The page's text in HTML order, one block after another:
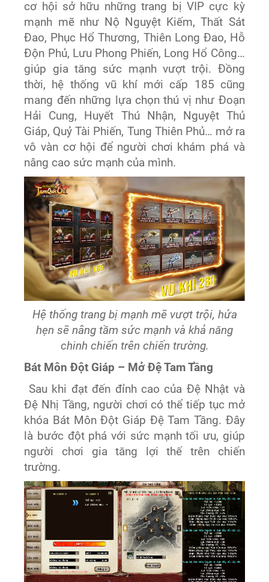
cơ hội sở hữu những trang bị VIP cực kỳ
mạnh mẽ như Nộ Nguyệt Kiếm, Thất Sát
Đao, Phục Hổ Thương, Thiên Long Đao, Hỗ
Độn Phủ, Lưu Phong Phiến, Long Hổ Công…
giúp gia tăng sức mạnh vượt trội. Đồng
thời, hệ thống vũ khí mới cấp 185 cũng
mang đến những lựa chọn thú vị như Đoạn
Hải Cung, Huyết Thú Nhận, Nguyệt Thủ
Giáp, Quỷ Tài Phiến, Tung Thiên Phủ… mở ra
vô vàn cơ hội để người chơi khám phá và
nâng cao sức mạnh của mình.
Hệ thống trang bị mạnh mẽ vượt trội, hứa
hẹn sẽ nâng tầm sức mạnh và khả năng
chinh chiến trên chiến trường.
Bát Môn Đột Giáp – Mở Đệ Tam Tầng
Sau khi đạt đến đỉnh cao của Đệ Nhật và
Đệ Nhị Tầng, người chơi có thể tiếp tục mở
khóa Bát Môn Đột Giáp Đệ Tam Tầng. Đây
là bước đột phá với sức mạnh tối ưu, giúp
người chơi gia tăng lợi thế trên chiến
trường.